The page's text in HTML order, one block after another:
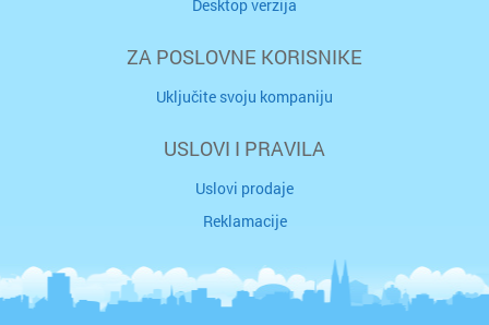
Desktop verzija
ZA POSLOVNE KORISNIKE
Uključite svoju kompaniju
USLOVI I PRAVILA
Uslovi prodaje
Reklamacije